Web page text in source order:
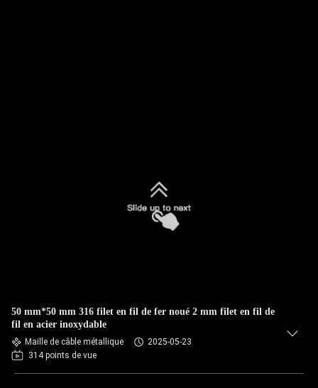
50 mm*50 mm 316 filet en fil de fer noué 2 mm filet en fil de
fil en acier inoxydable
Maille de câble métallique
2025-05-23
314 points de vue